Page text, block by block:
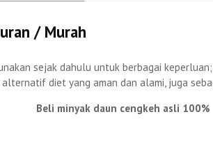
/ Murah
sejak dahulu untuk berbagai
diet yang aman dan alami, juga
Beli minyak daun cengkeh asli